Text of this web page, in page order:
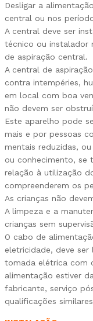
Desligar a
central ou nos
A central deve ser
técnico ou instalador
de aspiração central.
A central de
contra intempéries,
em local com boa
não devem ser
Este aparelho pode
mais e por pessoas
mentais reduzidas,
ou conhecimento, se
relação à utilização
compreenderem os
As crianças não
A limpeza e a
crianças sem
O cabo de
eletricidade, deve
tomada elétrica com
alimentação estiver
fabricante, serviço
qualificações